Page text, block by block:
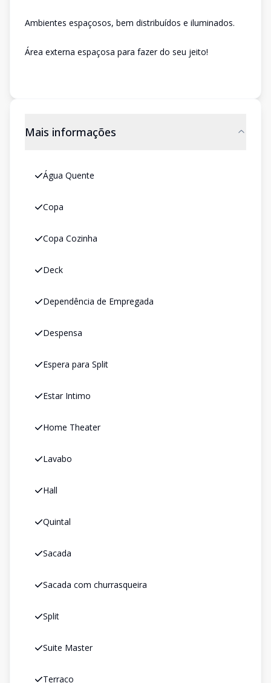
Ambientes espaçosos, bem distribuídos e iluminados.
Área externa espaçosa para fazer do seu jeito!
Mais informações
Água Quente
Copa
Copa Cozinha
Deck
Dependência de Empregada
Despensa
Espera para Split
Estar Intimo
Home Theater
Lavabo
Hall
Quintal
Sacada
Sacada com churrasqueira
Split
Suite Master
Terraco